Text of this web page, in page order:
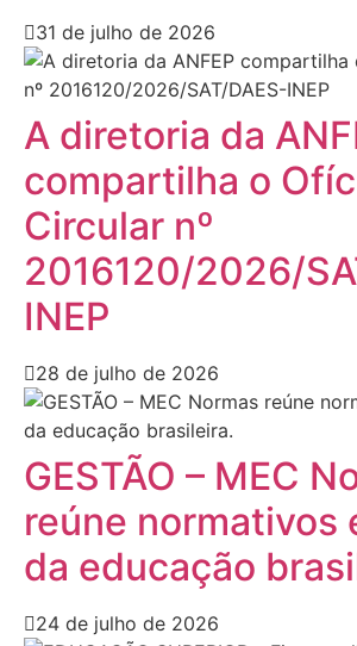
31 de julho de 2026
A diretoria da
compartilha o
Circular nº
2016120/2026/
INEP
28 de julho de 2026
GESTÃO – MEC
reúne normativos
da educação
24 de julho de 2026